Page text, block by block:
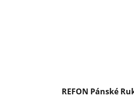
REFON Pánské